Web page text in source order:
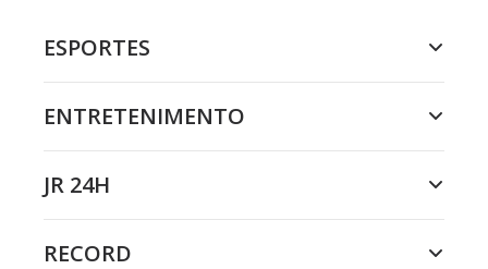
ESPORTES
ENTRETENIMENTO
JR 24H
RECORD